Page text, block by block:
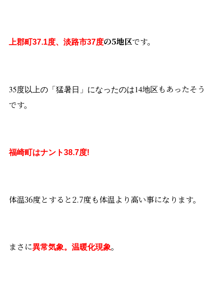
上郡町37.1度、淡路市37度の5地区です。
35度以上の「猛暑日」になったのは14地区もあったそう
です。
福崎町はナント38.7度!
体温36度とすると2.7度も体温より高い事になります。
まさに異常気象。温暖化現象。